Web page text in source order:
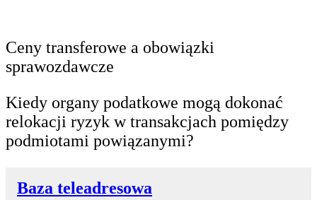
Ceny transferowe a obowiązki
sprawozdawcze
Kiedy organy podatkowe mogą dokonać
relokacji ryzyk w transakcjach pomiędzy
podmiotami powiązanymi?
Baza teleadresowa